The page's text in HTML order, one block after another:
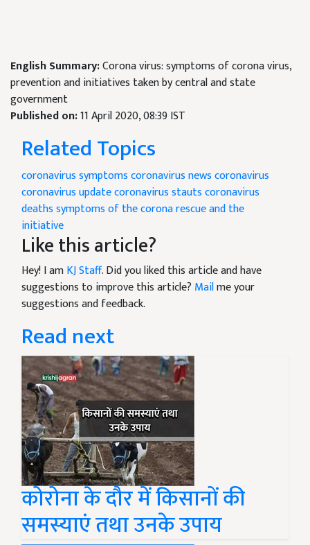
English Summary:Corona virus: symptoms of corona virus,
prevention and initiatives taken by central and state
government
Published on:11 April 2020, 08:39 IST
Related Topics
coronavirus symptomscoronavirus newscoronavirus
coronavirus updatecoronavirus stautscoronavirus
deathssymptoms of the coronarescue and the
initiative
Like this article?
Hey! I amKJ Staff. Did you liked this article and have
suggestions to improve this article? Mailme your
suggestions and feedback.
Read next
कोरोना के दौर में किसानों की
समस्याएं तथा उनके उपाय